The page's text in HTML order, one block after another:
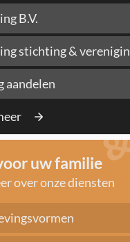
B.V.
stichting &
aandelen
uw familie
over onze diensten